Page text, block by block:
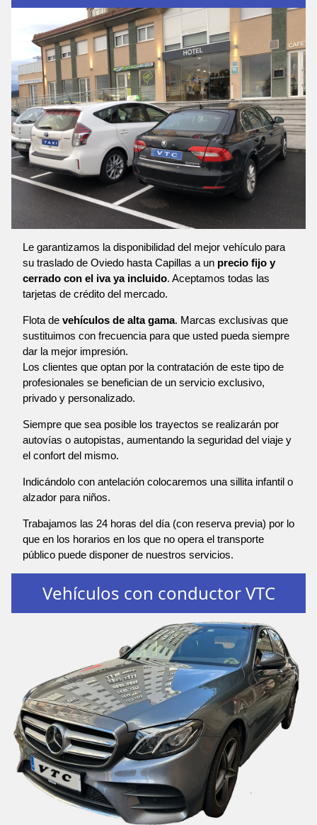
Le garantizamos la disponibilidad del mejor vehículo para
su traslado de Oviedo hasta Capillas a un precio fijo y
cerrado con el iva ya incluido. Aceptamos todas las
tarjetas de crédito del mercado.
Flota de vehículos de alta gama. Marcas exclusivas que
sustituimos con frecuencia para que usted pueda siempre
dar la mejor impresión.
Los clientes que optan por la contratación de este tipo de
profesionales se benefician de un servicio exclusivo,
privado y personalizado.
Siempre que sea posible los trayectos se realizarán por
autovías o autopistas, aumentando la seguridad del viaje y
el confort del mismo.
Indicándolo con antelación colocaremos una sillita infantil o
alzador para niños.
Trabajamos las 24 horas del día (con reserva previa) por lo
que en los horarios en los que no opera el transporte
público puede disponer de nuestros servicios.
Vehículos con conductor VTC